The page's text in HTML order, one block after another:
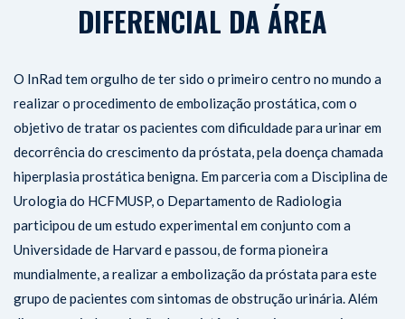
DIFERENCIAL DA ÁREA
O InRad tem orgulho de ter sido o primeiro centro no mundo a
realizar o procedimento de embolização prostática, com o
objetivo de tratar os pacientes com dificuldade para urinar em
decorrência do crescimento da próstata, pela doença chamada
hiperplasia prostática benigna. Em parceria com a Disciplina de
Urologia do HCFMUSP, o Departamento de Radiologia
participou de um estudo experimental em conjunto com a
Universidade de Harvard e passou, de forma pioneira
mundialmente, a realizar a embolização da próstata para este
grupo de pacientes com sintomas de obstrução urinária. Além